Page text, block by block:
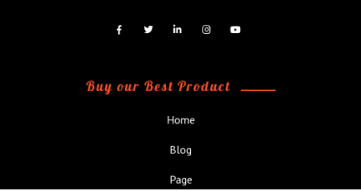
Buy our Best Product
Home
Blog
Page